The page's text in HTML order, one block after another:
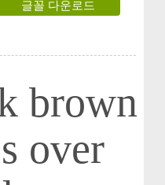
글꼴 다운로드
brown
over